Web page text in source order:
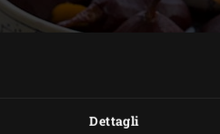
Dettagli